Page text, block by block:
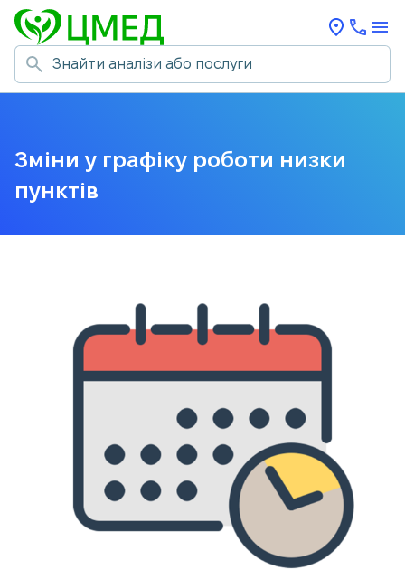
Зміни у графіку роботи низки
пунктів